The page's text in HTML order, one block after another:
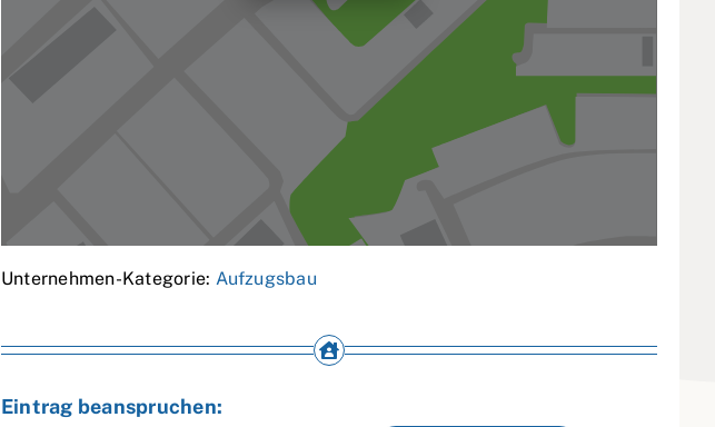
Unternehmen-Kategorie: Aufzugsbau
Eintrag beanspruchen: